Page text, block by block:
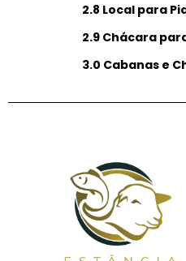
2.8 Local para
2.9 Chácara
3.0 Cabanas e